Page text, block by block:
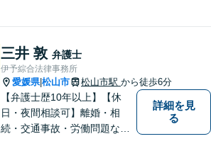
せください。
三井 敦 弁護士
伊予綜合法律事務所
愛媛県|松山市 松山市駅 から徒歩6分
【弁護士歴10年以上】【休
日・夜間相談可】離婚・相
続・交通事故・労働問題など
詳細を見
る